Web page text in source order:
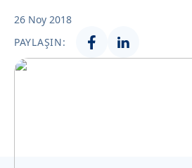
26 Noy 2018
PAYLAŞIN: